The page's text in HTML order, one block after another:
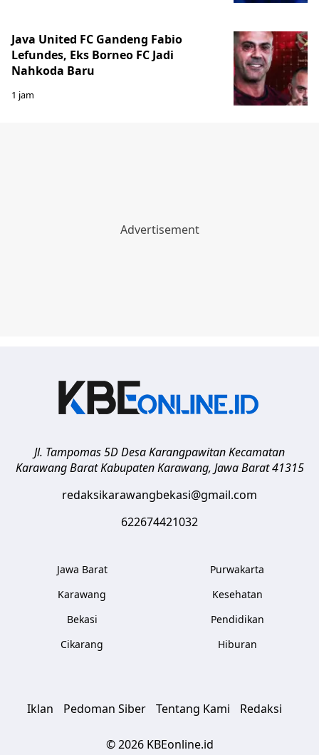
Java United FC Gandeng Fabio
Lefundes, Eks Borneo FC Jadi
Nahkoda Baru
1 jam
Jl. Tampomas 5D Desa Karangpawitan Kecamatan
Karawang Barat Kabupaten Karawang, Jawa Barat 41315
redaksikarawangbekasi@gmail.com
622674421032
Jawa Barat
Karawang
Bekasi
Cikarang
Purwakarta
Kesehatan
Pendidikan
Hiburan
Iklan Pedoman Siber Tentang Kami Redaksi
© 2026 KBEonline.id